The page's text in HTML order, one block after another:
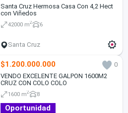
Santa Cruz Hermosa Casa Con 4,2 Hect
con Viñedos
42000 m2 6
Santa Cruz
$1.200.000.000
0
VENDO EXCELENTE GALPON 1600M2
CRUZ CON COLO COLO
1600 m2 8
Oportunidad